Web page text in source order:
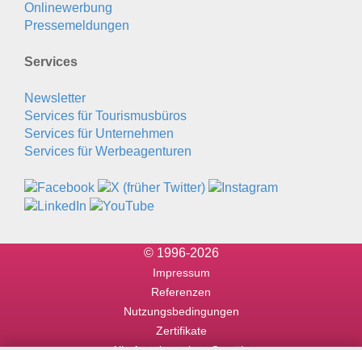
Onlinewerbung
Pressemeldungen
Services
Newsletter
Services für Tourismusbüros
Services für Unternehmen
Services für Werbeagenturen
© 1996-2026
Impressum
Referenzen
Nutzungsbedingungen
Zertifikate